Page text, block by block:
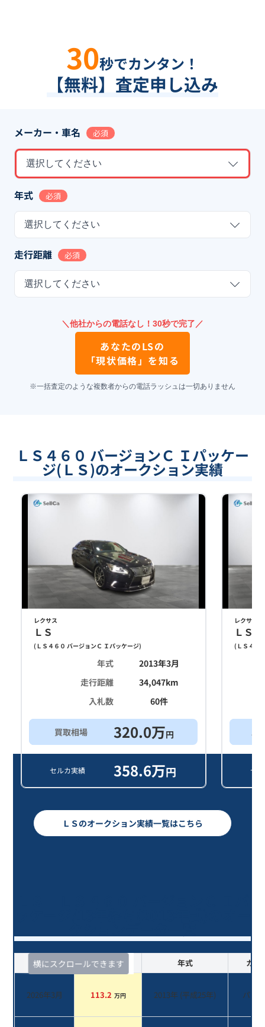
30秒でカンタン！
【無料】査定申し込み
メーカー・車名 必須
選択してください
年式 必須
選択してください
走行距離 必須
選択してください
＼他社からの電話なし！30秒で完了／
あなたのLSの
「現状価格」を知る
※一括査定のような複数者からの電話ラッシュは一切ありません
ＬＳ４６０ バージョンＣ Ｉパッケー
ジ(ＬＳ)のオークション実績
レクサス
ＬＳ
( ＬＳ４６０ バージョンＣ Ｉパッケージ)
年式
2013年3月
走行距離
34,047km
入札数
60件
買取相場 320.0万円
セルカ実績 358.6万円
レクサス
ＬＳ
( ＬＳ４６
セ
ＬＳのオークション実績一覧はこちら
横にスクロールできます
査定時期 セルカ実績 年式 カラ
2026年3月 113.2 万円 2013年 (平成25年) パール